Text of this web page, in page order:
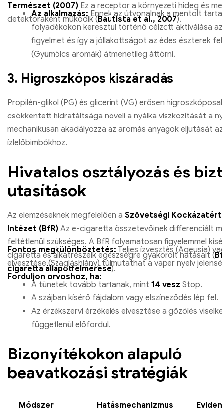
Természet (2007) Ez a receptor a környezeti hideg és
detektoraként működik (Bautista et al., 2007).
Az alkalmazás:Ennek az útvonalnak a mentolt
folyadékokon keresztül történő célzott aktiválása
figyelmet és így a jóllakottságot az édes észterek
(Gyümölcs aromák) átmenetileg áttörni.
3. Higroszkópos kiszáradás
Propilén-glikol (PG) és glicerint (VG) erősen
csökkentett hidratáltsága növeli a nyálka viszkozitását a
mechanikusan akadályozza az aromás anyagok eljutását
ízlelőbimbókhoz.
Hivatalos osztályozás és
utasítások
Az elemzéseknek megfelelően a Szövetségi
Intézet (BfR) Az e-cigaretta összetevőinek differenciált
feltétlenül szükséges. A BfR folyamatosan figyelemmel
cigaretta és alkatrészeik egészségre gyakorolt ​​hatásait (
cigaretta állapotfelmérése).
Fontos megkülönböztetés: Teljes ízvesztés (Ageusia)
elvesztése (Szagláshiány) túlmutathat a vaper nyelv
Forduljon orvoshoz, ha:
A tünetek tovább tartanak, mint 14 vesz Stop.
A szájban kísérő fájdalom vagy elszíneződés lép fel.
Az érzékszervi érzékelés elvesztése a gőzölés
függetlenül előfordul.
Bizonyítékokon alapuló
beavatkozási stratégiák
Módszer Hatásmechanizmus